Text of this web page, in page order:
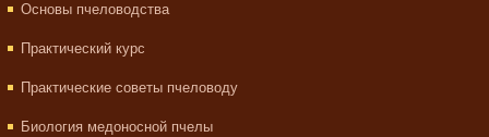
Основы пчеловодства
Практический курс
Практические советы пчеловоду
Биология медоносной пчелы